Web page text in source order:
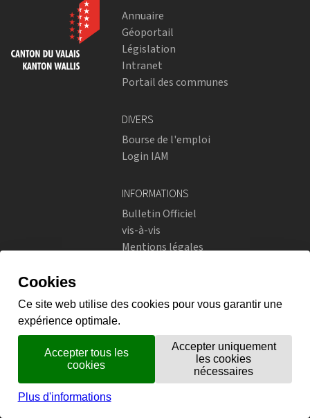
Annuaire
Géoportail
Législation
Intranet
Portail des communes
DIVERS
Bourse de l'emploi
Login IAM
INFORMATIONS
Bulletin Officiel
vis-à-vis
Mentions légales
Instagram
flickr